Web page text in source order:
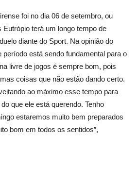
foi no dia 06 de setembro, ou
terá um longo tempo de
diante do Sport. Na opinião do
período está sendo fundamental para o
livre de jogos é sempre bom, pois
coisas que não estão dando certo.
ao máximo esse tempo para
que ele está querendo. Tenho
estaremos muito bem preparados
bom em todos os sentidos”,